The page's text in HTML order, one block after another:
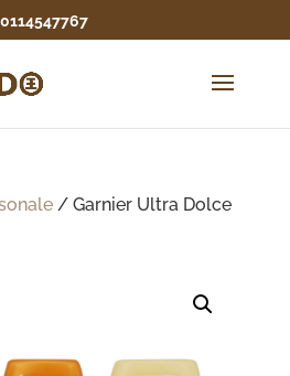
0114547767
/ Garnier Ultra Dolce